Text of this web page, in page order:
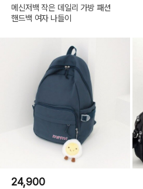
메신저백 작은 데일리 가방 패션
핸드백 여자 나들이
24,900